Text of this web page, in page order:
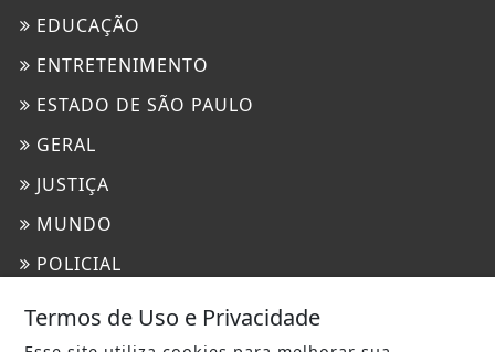
EDUCAÇÃO
ENTRETENIMENTO
ESTADO DE SÃO PAULO
GERAL
JUSTIÇA
MUNDO
POLICIAL
POLÍTICA
SAÚDE
Termos de Uso e Privacidade